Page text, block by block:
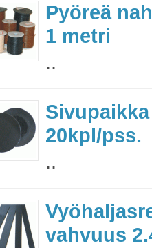
Pyöreä
1 metri
..
20kpl/pss.
..
vahvuus